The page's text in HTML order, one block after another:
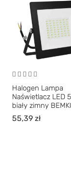
Halogen Lampa
Naświetlacz LED
biały zimny
55,39 zł